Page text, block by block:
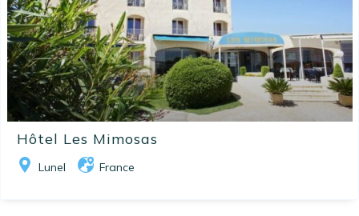
Hôtel Les Mimosas
Lunel France